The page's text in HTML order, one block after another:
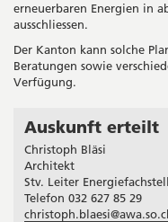
erneuerbaren Energien in
ausschliessen.
Der Kanton kann solche
Beratungen sowie
Verfügung.
Seitenleiste
Auskunft erteilt
Christoph Bläsi
Architekt
Stv. Leiter
Telefon 032 627 85 29